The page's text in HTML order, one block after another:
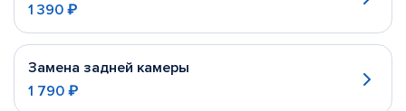
1 390 ₽
Замена задней камеры
1 790 ₽